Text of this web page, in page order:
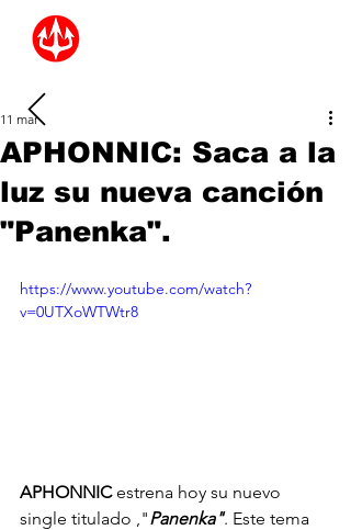
APHONNIC: Saca a la
luz su nueva canción
"Panenka".
11 mar
https://www.youtube.com/watch?
v=0UTXoWTWtr8
APHONNIC estrena hoy su nuevo
single titulado ,"Panenka". Este tema